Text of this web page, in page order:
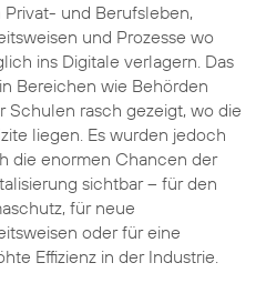
Privat- und Berufsleben,
und Prozesse wo
ins Digitale verlagern. Das
Bereichen wie Behörden
Schulen rasch gezeigt, wo die
liegen. Es wurden jedoch
die enormen Chancen der
sichtbar – für den
für neue
oder für eine
Effizienz in der Industrie.